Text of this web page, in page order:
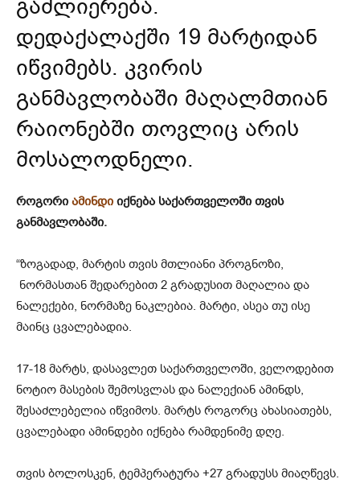
გაძლიერება.
დედაქალაქში 19 მარტიდან
იწვიმებს. კვირის
განმავლობაში მაღალმთიან
რაიონებში თოვლიც არის
მოსალოდნელი.
როგორი ამინდი იქნება საქართველოში თვის
განმავლობაში.
“ზოგადად, მარტის თვის მთლიანი პროგნოზი,
ნორმასთან შედარებით 2 გრადუსით მაღალია და
ნალექები, ნორმაზე ნაკლებია. მარტი, ასეა თუ ისე
მაინც ცვალებადია.
17-18 მარტს, დასავლეთ საქართველოში, ველოდებით
ნოტიო მასების შემოსვლას და ნალექიან ამინდს,
შესაძლებელია იწვიმოს. მარტს როგორც ახასიათებს,
ცვალებადი ამინდები იქნება რამდენიმე დღე.
თვის ბოლოსკენ, ტემპერატურა +27 გრადუსს მიაღწევს.